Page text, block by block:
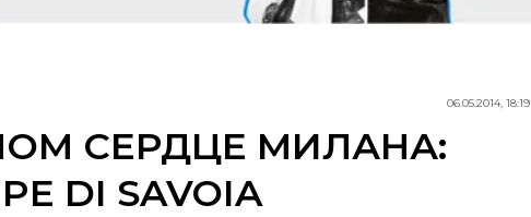
06.05.2014, 18:19
СЕРДЦЕ МИЛАНА:
DI SAVOIA